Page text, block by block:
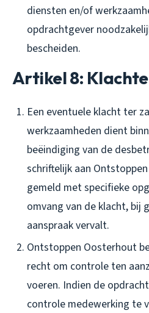
diensten en/of
opdrachtgever
bescheiden.
Artikel 8:
Een eventuele klacht ter
werkzaamheden dient
beëindiging van de
schriftelijk aan
gemeld met specifieke
omvang van de klacht, bij
aanspraak vervalt.
Ontstoppen Oosterhout
recht om controle ten
voeren. Indien de
controle medewerking te